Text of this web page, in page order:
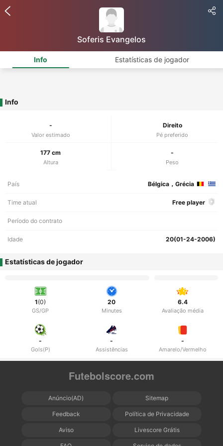
Soferis Evangelos
Info Estatísticas de jogador
Info
-
Valor estimado
Direito
Pé preferido
177 cm
Altura
-
Peso
País Bélgica，Grécia
Time atual Free player
Período do contrato
Idade 20(01-24-2006)
Estatísticas de jogador
1(0)
GS/GP
20
Minutes
6.4
Avaliação média
-
Gols(P)
-
Assistências
-
Amarelo/Vermelho
Futebolscore.com
Anúncio(AD) Sitemap
Feedback Política de Privacidade
Aviso Livescore Grátis